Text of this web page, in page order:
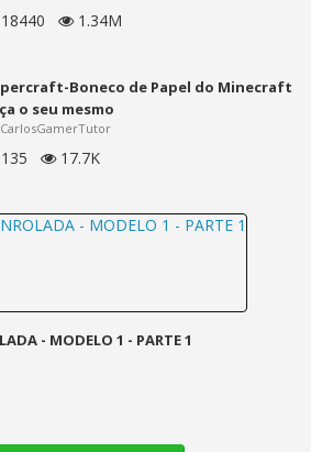
18440 1.34M
Boneco de Papel do Minecraft
o seu mesmo
135 17.7K
- MODELO 1 - PARTE 1